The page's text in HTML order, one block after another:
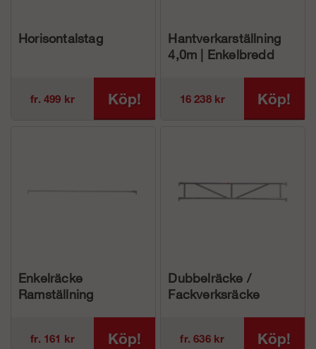
Horisontalstag
fr. 499 kr Köp!
Hantverkarställning
4,0m | Enkelbredd
16 238 kr Köp!
Enkelräcke
Ramställning
fr. 161 kr Köp!
Dubbelräcke /
Fackverksräcke
fr. 636 kr Köp!